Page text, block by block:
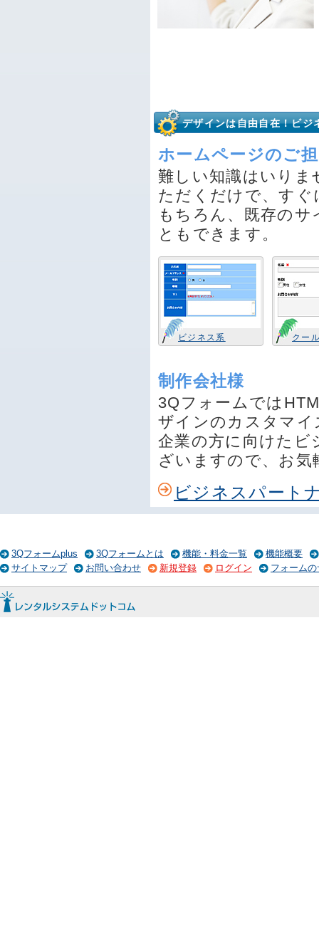
デザインは自由自在！ビジ
ホームページのご
難しい知識はいりま
ただくだけで、す
もちろん、既存の
ともできます。
ビジネス系 クー
制作会社様
3Qフォームでは
ザインのカスタマイ
企業の方に向けたビ
ざいますので、お
ビジネスパート
3Qフォームplus 3Qフォームとは 機能・料金一覧
機能概要
サイトマップ
お問い合わせ 新規登録 ログイン フォーム